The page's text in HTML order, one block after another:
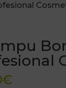
€